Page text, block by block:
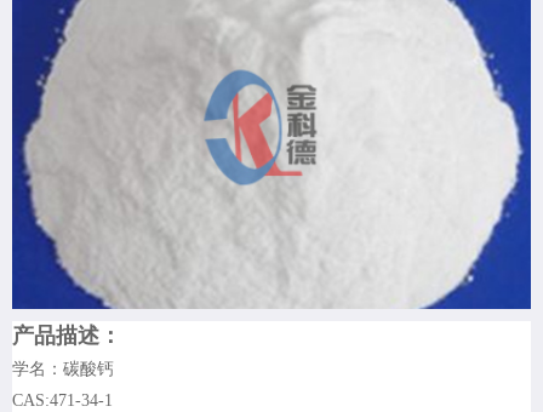
产品描述：
学名：碳酸钙
CAS:471-34-1